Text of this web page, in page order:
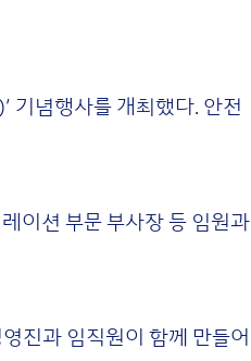
념행사를 개최했다. 안전
이션 부문 부사장 등 임원과
진과 임직원이 함께 만들어